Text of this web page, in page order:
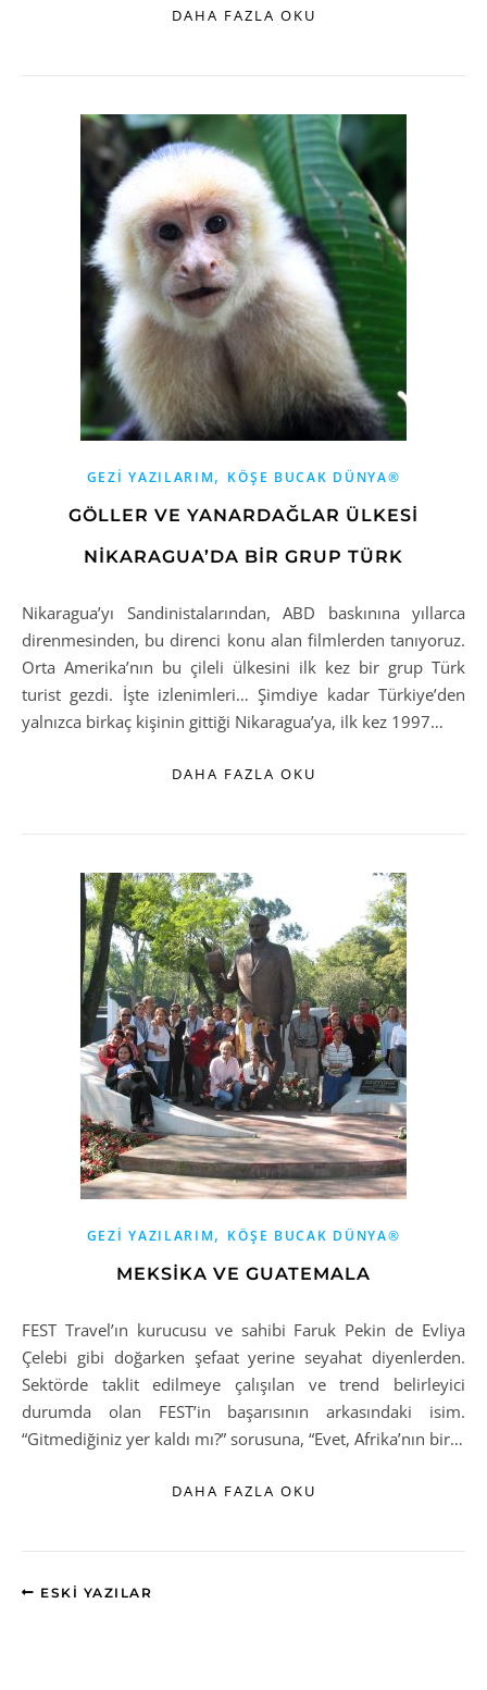
DAHA FAZLA OKU
GEZI YAZILARIM, KÖŞE BUCAK DÜNYA®
GÖLLER VE YANARDAĞLAR ÜLKESİ
NİKARAGUA’DA BİR GRUP TÜRK
Nikaragua’yı Sandinistalarından, ABD baskınına yıllarca
direnmesinden, bu direnci konu alan filmlerden tanıyoruz.
Orta Amerika’nın bu çileli ülkesini ilk kez bir grup Türk
turist gezdi. İşte izlenimleri… Şimdiye kadar Türkiye’den
yalnızca birkaç kişinin gittiği Nikaragua’ya, ilk kez 1997…
DAHA FAZLA OKU
GEZI YAZILARIM, KÖŞE BUCAK DÜNYA®
MEKSİKA VE GUATEMALA
FEST Travel’ın kurucusu ve sahibi Faruk Pekin de Evliya
Çelebi gibi doğarken şefaat yerine seyahat diyenlerden.
Sektörde taklit edilmeye çalışılan ve trend belirleyici
durumda olan FEST’in başarısının arkasındaki isim.
“Gitmediğiniz yer kaldı mı?” sorusuna, “Evet, Afrika’nın bir…
DAHA FAZLA OKU
ESKI YAZILAR